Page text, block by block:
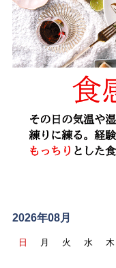
ュ
2026年08月
日 月 火 水 木